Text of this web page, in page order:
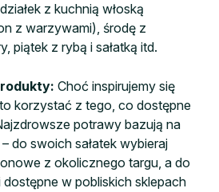
z kuchnią włoską
z warzywami), środę z
piątek z rybą i sałatką itd.
Choć inspirujemy się
korzystać z tego, co dostępne
potrawy bazują na
do swoich sałatek wybieraj
z okolicznego targu, a do
dostępne w pobliskich sklepach